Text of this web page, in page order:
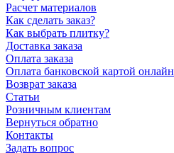
Расчет материалов
Как сделать заказ?
Как выбрать плитку?
Доставка заказа
Оплата заказа
Оплата банковской картой онлайн
Возврат заказа
Статьи
Розничным клиентам
Вернуться обратно
Контакты
Задать вопрос